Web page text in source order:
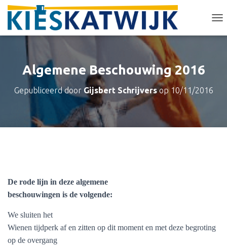
O
Algemene Beschouwing 2016
Gepubliceerd door Gijsbert Schrijversop10/11/2016
De rode lijn in deze algemene
beschouwingen is de volgende:
We sluiten het
Wienen tijdperk af en zitten op dit moment en met deze begroting
op de overgang